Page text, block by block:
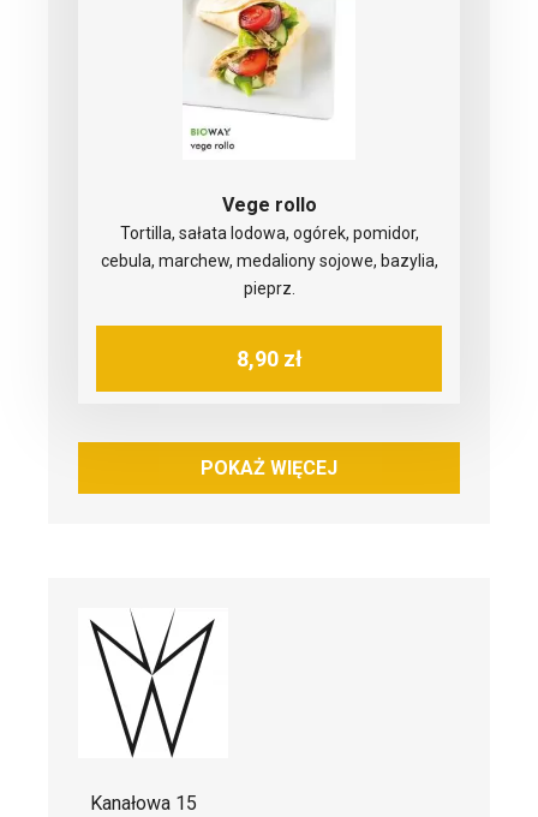
Vege rollo
Tortilla, sałata lodowa, ogórek, pomidor,
cebula, marchew, medaliony sojowe, bazylia,
pieprz.
8,90 zł
POKAŻ WIĘCEJ
Kanałowa 15